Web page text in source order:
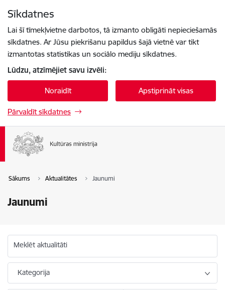
Sīkdatnes
Lai šī tīmekļvietne darbotos, tā izmanto obligāti nepieciešamās
sīkdatnes. Ar Jūsu piekrišanu papildus šajā vietnē var tikt
izmantotas statistikas un sociālo mediju sīkdatnes.
Lūdzu, atzīmējiet savu izvēli:
Noraidīt Apstiprināt visas
Pārvaldīt sīkdatnes
Sākums Aktualitātes Jaunumi
Jaunumi
Meklēt aktualitāti
Kategorija